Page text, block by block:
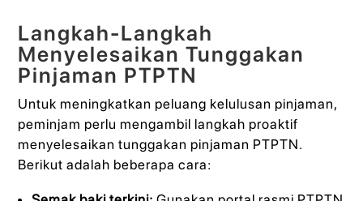
Langkah-Langkah
Menyelesaikan Tunggakan
Pinjaman PTPTN
Untuk meningkatkan peluang kelulusan pinjaman,
peminjam perlu mengambil langkah proaktif
menyelesaikan tunggakan pinjaman PTPTN.
Berikut adalah beberapa cara: